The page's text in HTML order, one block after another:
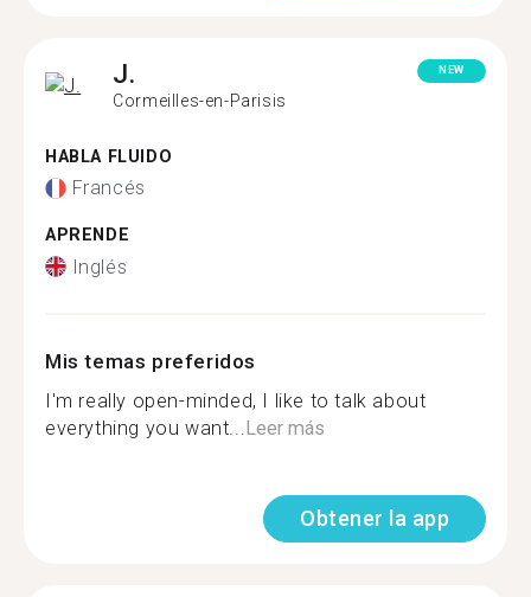
J.
Cormeilles-en-Parisis
NEW
HABLA FLUIDO
Francés
APRENDE
Inglés
Mis temas preferidos
I'm really open-minded, I like to talk about
everything you want... Leer más
Obtener la app